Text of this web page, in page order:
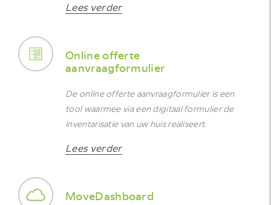
Lees verder
Online offerte
aanvraagformulier
De online offerte aanvraagformulier is een
tool waarmee via een digitaal formulier de
inventarisatie van uw huis realiseert.
Lees verder
MoveDashboard